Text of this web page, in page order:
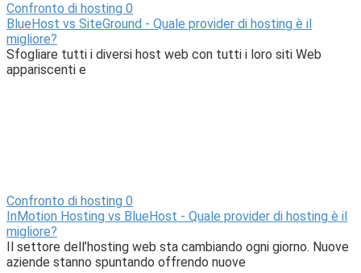
Confronto di hosting 0
BlueHost vs SiteGround - Quale provider di hosting è il
migliore?
Sfogliare tutti i diversi host web con tutti i loro siti Web
appariscenti e
Confronto di hosting 0
InMotion Hosting vs BlueHost - Quale provider di hosting è il
migliore?
Il settore dell’hosting web sta cambiando ogni giorno. Nuove
aziende stanno spuntando offrendo nuove